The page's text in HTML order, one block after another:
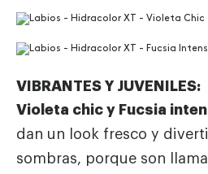
VIBRANTES Y JUVENILES:
Violeta chic y Fucsia
dan un look fresco y
sombras, porque son